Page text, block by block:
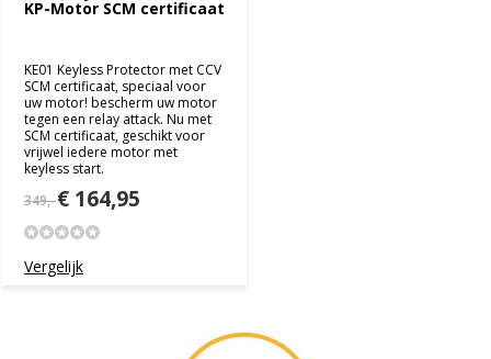
KP-Motor SCM certificaat
KE01 Keyless Protector met CCV
SCM certificaat, speciaal voor
uw motor! bescherm uw motor
tegen een relay attack. Nu met
SCM certificaat, geschikt voor
vrijwel iedere motor met
keyless start.
349,-€ 164,95
Vergelijk